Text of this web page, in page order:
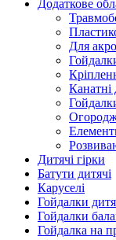
Додаткове
Для
Канатні
Дитячі гірки
Батути дитячі
Каруселі
Гойдалки
Гойдалки
Гойдалка на